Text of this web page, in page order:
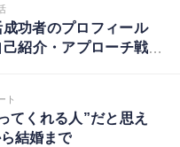
成功者のプロフィール
紹介・アプローチ戦
ト
てくれる人”だと思え
結婚まで